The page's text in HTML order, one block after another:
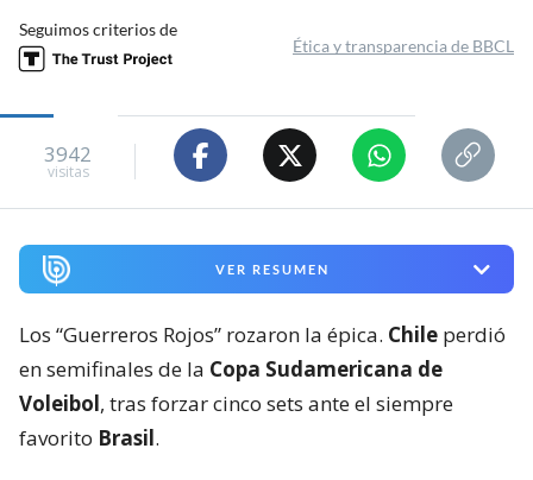
Seguimos criterios de
Ética y transparencia de BBCL
3942
visitas
VER RESUMEN
Los “Guerreros Rojos” rozaron la épica. Chile perdió
en semifinales de la Copa Sudamericana de
Voleibol, tras forzar cinco sets ante el siempre
favorito Brasil.